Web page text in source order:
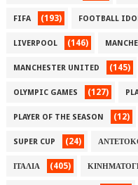
FIFA (193) FOOTBALL
LIVERPOOL (146)
MANCHESTER UNITED (145)
OLYMPIC GAMES (127)
PLAYER OF THE SEASON (12)
SUPER CUP (24)
ΙΤΑΛΙΑ (405)